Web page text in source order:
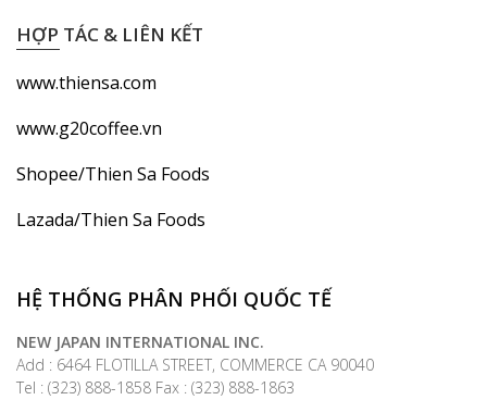
HỢP TÁC & LIÊN KẾT
www.thiensa.com
www.g20coffee.vn
Shopee/Thien Sa Foods
Lazada/Thien Sa Foods
HỆ THỐNG PHÂN PHỐI QUỐC TẾ
NEW JAPAN INTERNATIONAL INC.
Add : 6464 FLOTILLA STREET, COMMERCE CA 90040
Tel : (323) 888-1858 Fax : (323) 888-1863